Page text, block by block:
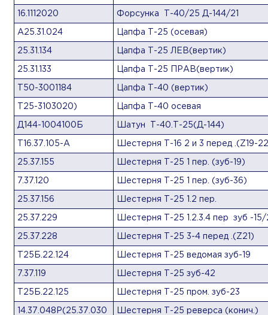
16.1112020 Форсунка Т-40/25 Д-144/21
А25.31.024 Цапфа Т-25 (осевая)
25.31.134 Цапфа Т-25 ЛЕВ(вертик)
25.31.133 Цапфа Т-25 ПРАВ(вертик)
Т50-3001184 Цапфа Т-40 (вертик)
Т25-3103020) Цапфа Т-40 осевая
Д144-1004100Б Шатун Т-40.Т-25(Д-144)
Т16.37.105-А Шестерня Т-16 2 и 3 перед .(Z19-
25.37.155 Шестерня Т-25 1 пер. (зуб-19)
7.37.120 Шестерня Т-25 1 пер. (зуб-36)
25.37.156 Шестерня Т-25 1.2 пер.
25.37.229 Шестерня Т-25 1.2.3.4 пер зуб -15/
25.37.228 Шестерня Т-25 3-4 перед .(Z21)
Т25Б.22.124 Шестерня Т-25 ведомая зуб-19
7.37.119 Шестерня Т-25 зуб-42
Т25Б.22.125 Шестерня Т-25 пром. зуб-23
14.37.048Р(25.37.030 Шестерня Т-25 реверса (конич.)